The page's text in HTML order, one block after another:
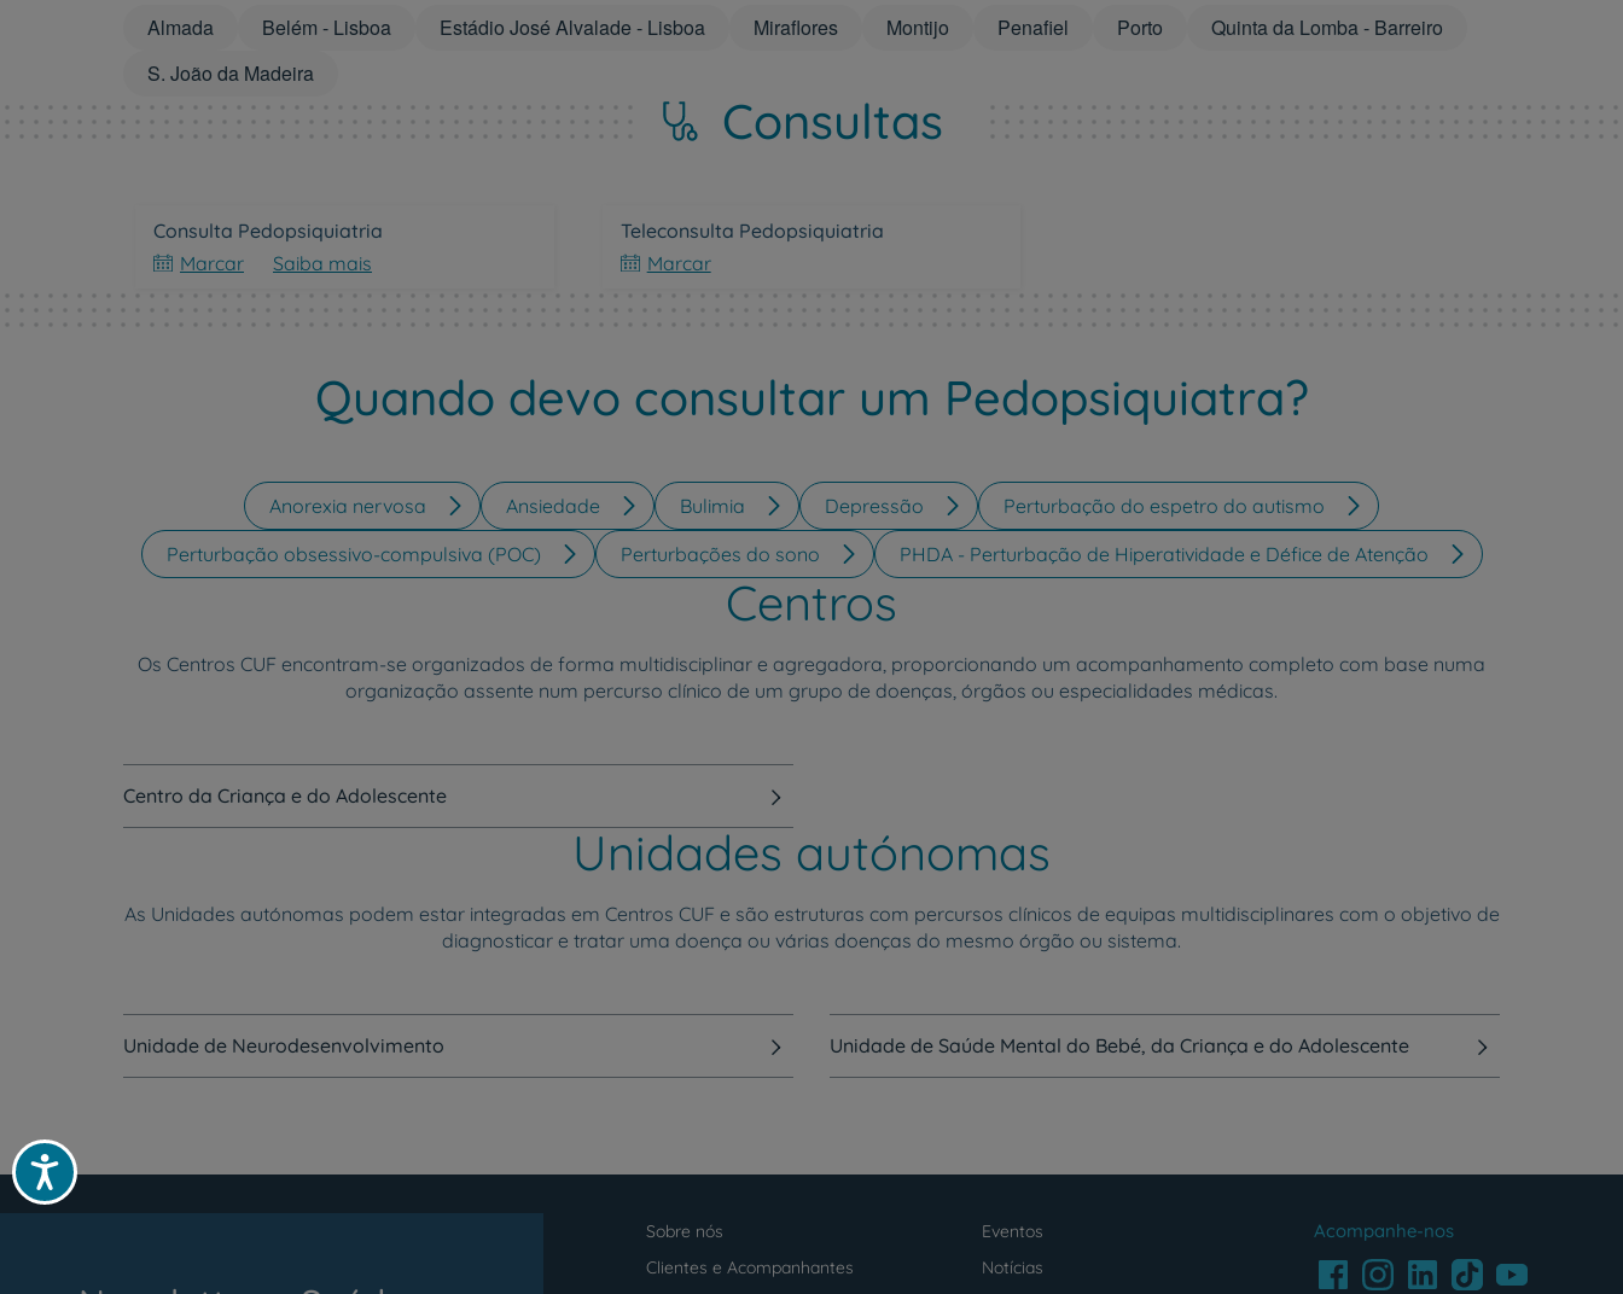
Acessibilidade
Almada Belém - Lisboa Estádio José Alvalade - Lisboa Miraflores Montijo Penafiel Porto
Quinta da Lomba - Barreiro
S. João da Madeira
Consultas
Consulta Pedopsiquiatria
Marcar
Saiba mais
Teleconsulta Pedopsiquiatria
Marcar
Quando devo consultar um Pedopsiquiatra?
Anorexia nervosa Ansiedade Bulimia Depressão
Perturbação do espetro do autismo
Perturbação obsessivo-compulsiva (POC)
Perturbações do sono PHDA - Perturbação de Hiperatividade e Défice de Atenção
Centros
Os Centros CUF encontram-se organizados de forma multidisciplinar e agregadora, proporcionando um acompanhamento completo com base numa
organização assente num percurso clínico de um grupo de doenças, órgãos ou especialidades médicas.
Centro da Criança e do Adolescente
Unidades autónomas
As Unidades autónomas podem estar integradas em Centros CUF e são estruturas com percursos clínicos de equipas multidisciplinares com o objetivo de
diagnosticar e tratar uma doença ou várias doenças do mesmo órgão ou sistema.
Unidade de Neurodesenvolvimento Unidade de Saúde Mental do Bebé, da Criança e do Adolescente
footer
Sobre nós
Eventos
Clientes e Acompanhantes
Notícias
Acompanhe-nos
FacebookInstagramLinkedInTikTokYoutube